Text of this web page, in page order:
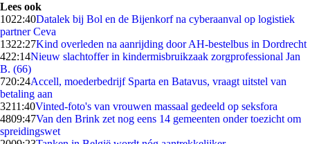
Lees ook
1022:40Datalek bij Bol en de Bijenkorf na cyberaanval op logistiek
partner Ceva
1322:27Kind overleden na aanrijding door AH-bestelbus in Dordrecht
422:14Nieuw slachtoffer in kindermisbruikzaak zorgprofessional Jan
B. (66)
720:24Accell, moederbedrijf Sparta en Batavus, vraagt uitstel van
betaling aan
3211:40Vinted-foto's van vrouwen massaal gedeeld op seksfora
4809:47Van den Brink zet nog eens 14 gemeenten onder toezicht om
spreidingswet